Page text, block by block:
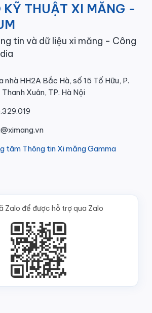
KỸ THUẬT XI MĂNG -
tin và dữ liệu xi măng - Công
nhà HH2A Bắc Hà, số 15 Tố Hữu, P.
Thanh Xuân, TP. Hà Nội
tâm Thông tin Xi măng Gamma
Zalo để được hỗ trợ qua Zalo